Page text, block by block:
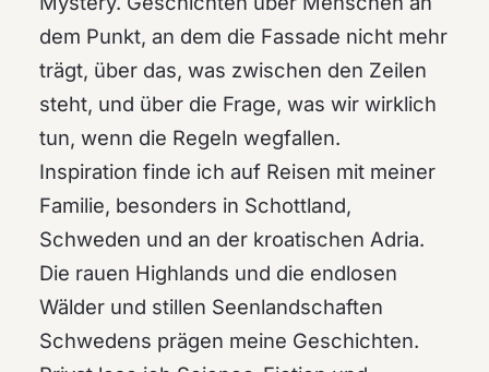
dem Punkt, an dem die Fassade nicht mehr
trägt, über das, was zwischen den Zeilen
steht, und über die Frage, was wir wirklich
tun, wenn die Regeln wegfallen.
Inspiration finde ich auf Reisen mit meiner
Familie, besonders in Schottland,
Schweden und an der kroatischen Adria.
Die rauen Highlands und die endlosen
Wälder und stillen Seenlandschaften
Schwedens prägen meine Geschichten.